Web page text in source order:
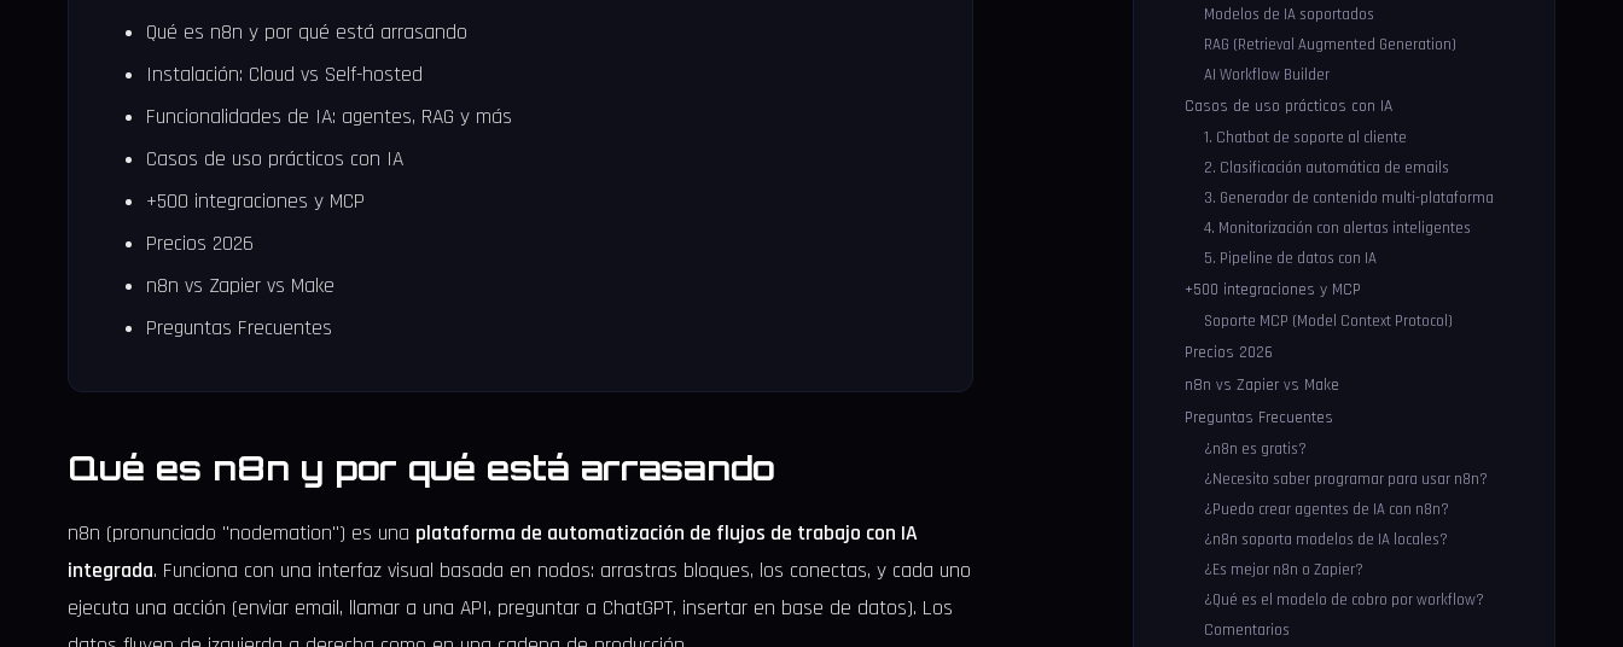
Qué es n8n y por qué está arrasando
Instalación: Cloud vs Self-hosted
Funcionalidades de IA: agentes, RAG y más
Casos de uso prácticos con IA
+500 integraciones y MCP
Precios 2026
n8n vs Zapier vs Make
Preguntas Frecuentes
Qué es n8n y por qué está arrasando
n8n (pronunciado "nodemation") es una plataforma de automatización de flujos de trabajo con IA
integrada. Funciona con una interfaz visual basada en nodos: arrastras bloques, los conectas, y cada uno
ejecuta una acción (enviar email, llamar a una API, preguntar a ChatGPT, insertar en base de datos). Los
Modelos de IA soportados
RAG (Retrieval Augmented Generation)
AI Workflow Builder
Casos de uso prácticos con IA
1. Chatbot de soporte al cliente
2. Clasificación automática de emails
3. Generador de contenido multi-plataforma
4. Monitorización con alertas inteligentes
5. Pipeline de datos con IA
+500 integraciones y MCP
Soporte MCP (Model Context Protocol)
Precios 2026
n8n vs Zapier vs Make
Preguntas Frecuentes
¿n8n es gratis?
¿Necesito saber programar para usar n8n?
¿Puedo crear agentes de IA con n8n?
¿n8n soporta modelos de IA locales?
¿Es mejor n8n o Zapier?
¿Qué es el modelo de cobro por workflow?
Comentarios